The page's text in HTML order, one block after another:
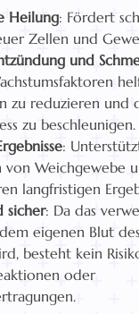
Heilung: Fördert
Zellen und
und
zu reduzieren und
zu beschleunigen.
:
von Weichgewebe
langfristigen
sicher: Da das
eigenen Blut
besteht kein
oder